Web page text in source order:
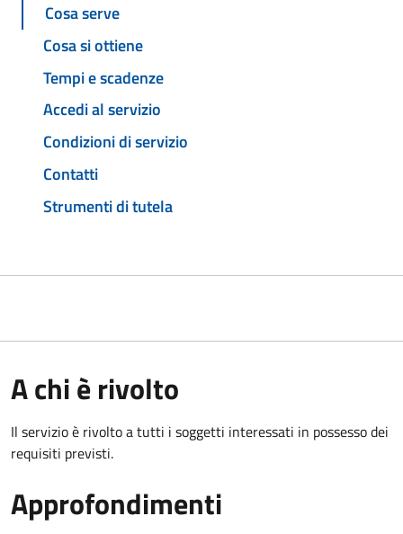
Cosa serve
Cosa si ottiene
Tempi e scadenze
Accedi al servizio
Condizioni di servizio
Contatti
Strumenti di tutela
A chi è rivolto
Il servizio è rivolto a tutti i soggetti interessati in possesso dei
requisiti previsti.
Approfondimenti